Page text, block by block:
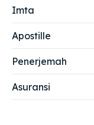
Imta
Apostille
Penerjemah
Asuransi